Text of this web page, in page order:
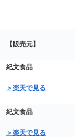
【販売元】
紀文食品
＞楽天で見る
紀文食品
＞楽天で見る